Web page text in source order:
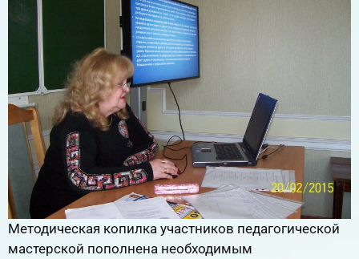
Методическая копилка участников педагогической
мастерской пополнена необходимым